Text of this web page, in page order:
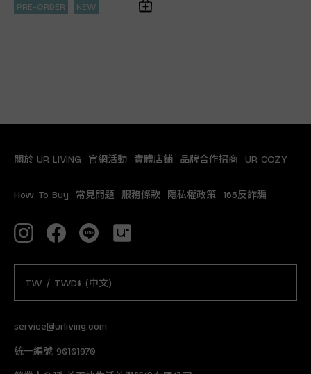
PRE-ORDER NEW
service@urliving.com
統一編號 90101970
關於 UR LIVING 官網活動 實體店鋪 品牌合作招商 UR COZY
How To Buy 常見問題 服務條款 隱私權政策 165反詐騙
TW / TWD$ (中文)